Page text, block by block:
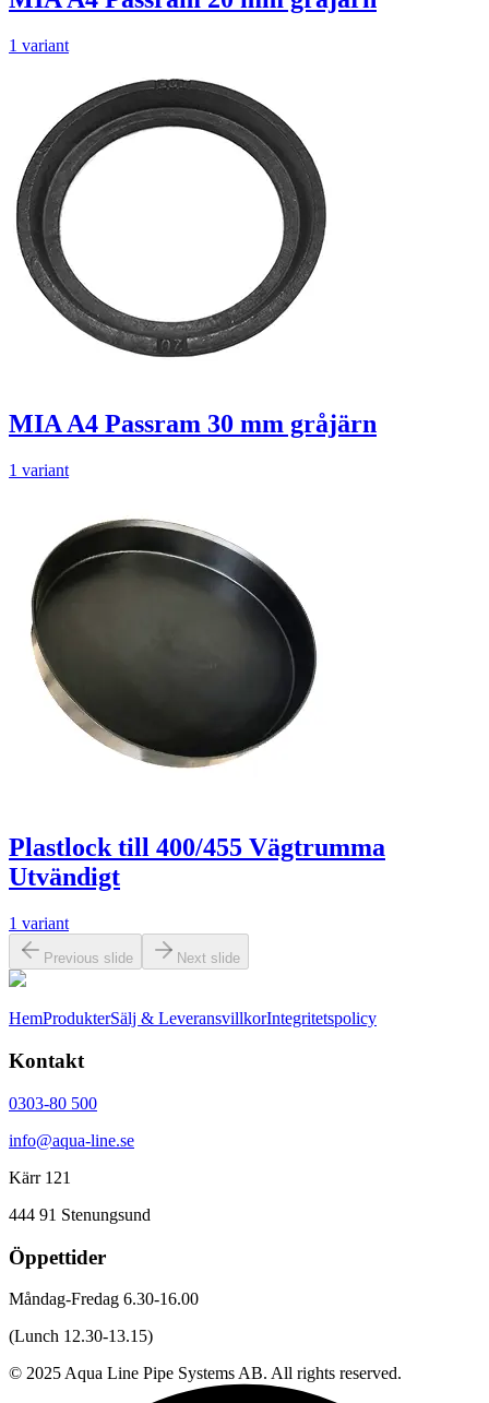
1 variant
MIA A4 Passram 30 mm gråjärn
1 variant
Plastlock till 400/455 Vägtrumma
Utvändigt
1 variant
Previous slide Next slide
HemProdukterSälj & LeveransvillkorIntegritetspolicy
Kontakt
0303-80 500
info@aqua-line.se
Kärr 121
444 91 Stenungsund
Öppettider
Måndag-Fredag 6.30-16.00
(Lunch 12.30-13.15)
© 2025 Aqua Line Pipe Systems AB. All rights reserved.